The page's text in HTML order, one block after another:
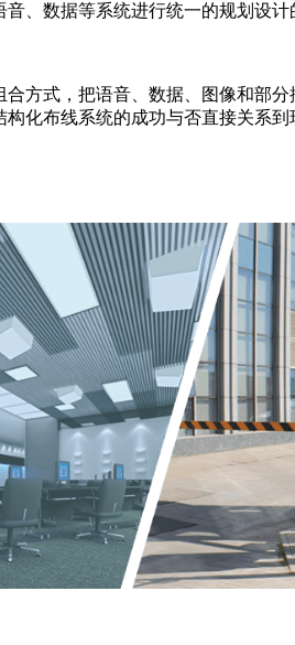
、数据等系统进行统一的规划设
方式，把语音、数据、图像和部
化布线系统的成功与否直接关系